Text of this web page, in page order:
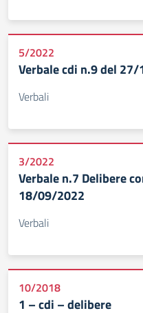
5/2022
Verbale cdi n.9 del
Verbali
3/2022
Verbale n.7 Delibere
18/09/2022
Verbali
10/2018
1 – cdi – delibere